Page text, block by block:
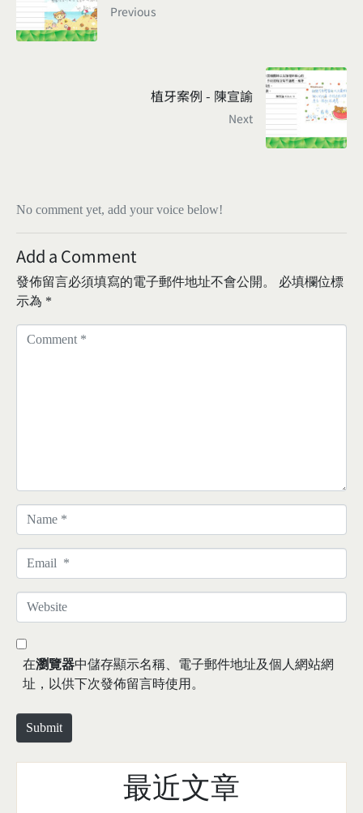
Previous
植牙案例 - 陳宣諭
Next
No comment yet, add your voice below!
Add a Comment
發佈留言必須填寫的電子郵件地址不會公開。
必填欄位標
示為 *
a
m
*
m
a
*
W
e
b
e
在瀏覽器中儲存顯示名稱、電子郵件地址及個人網站網
址，以供下次發佈留言時使用。
Submit
最近文章